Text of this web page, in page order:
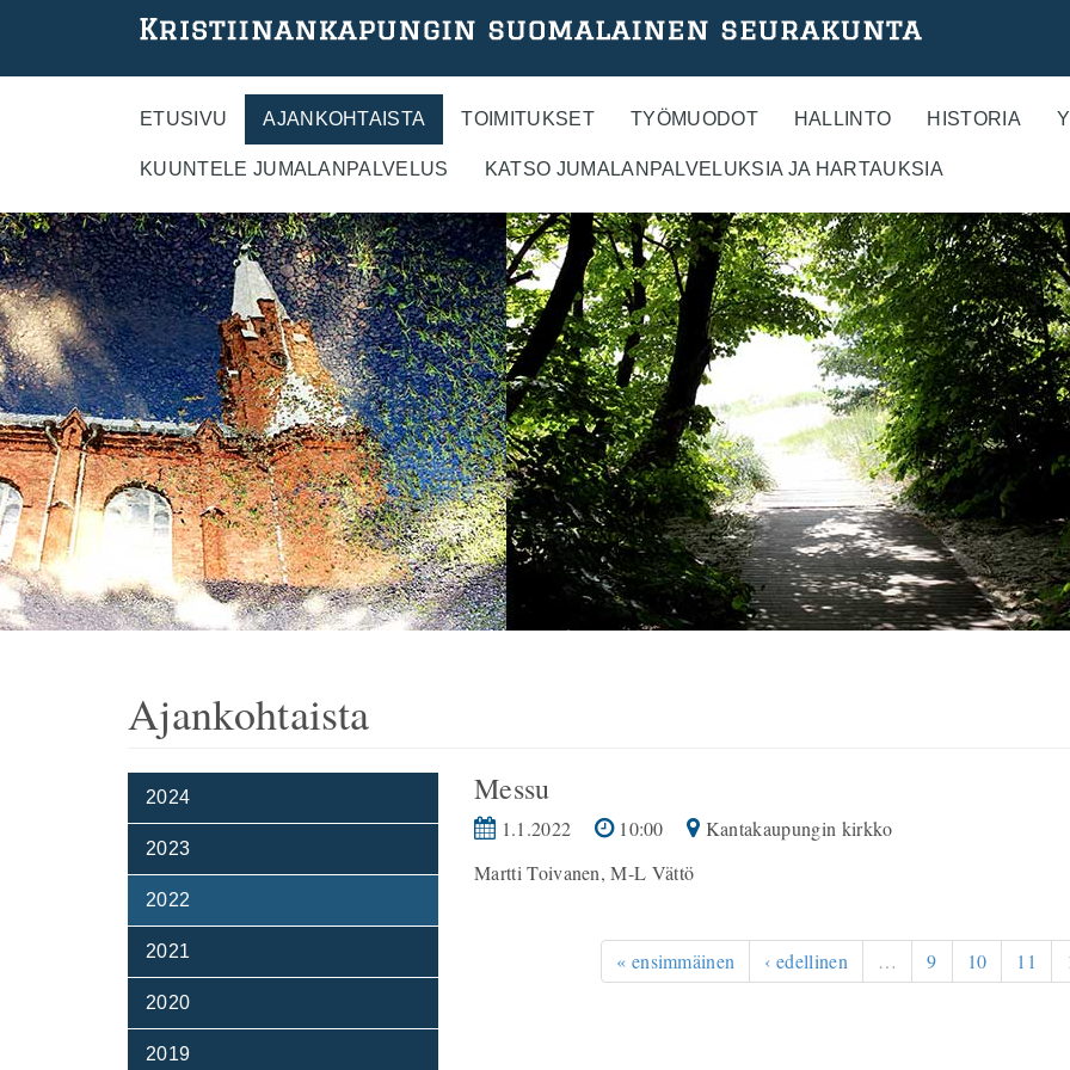
ETUSIVU AJANKOHTAISTA TOIMITUKSET TYÖMUODOT HALLINTO HISTORIA
KUUNTELE JUMALANPALVELUS KATSO JUMALANPALVELUKSIA JA HARTAUKSIA
Ajankohtaista
2024
2023
2022
2021
2020
2019
Messu
1.1.2022 10:00
Kantakaupungin kirkko
Martti Toivanen, M-L Vättö
« ensimmäinen ‹ edellinen … 9 10 11